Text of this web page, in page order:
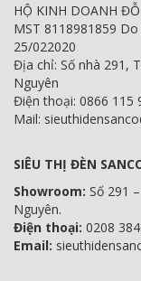
HỘ KINH DOANH
MST 8118981859
25/022020
Địa chỉ: Số nhà 291,
Nguyên
Điện thoại: 0866 115
Mail:
SIÊU THỊ ĐÈN
Showroom: Số 291
Nguyên.
Điện thoại: 0208
Email: